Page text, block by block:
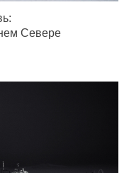
Севере